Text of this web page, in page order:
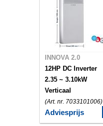
INNOVA 2.0
12HP DC Inverter
2.35 ~ 3.10kW
Verticaal
(Art. nr. 7033101006)
Adviesprijs